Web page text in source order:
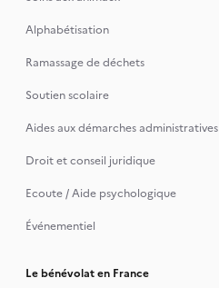
Alphabétisation
Ramassage de déchets
Soutien scolaire
Aides aux démarches administratives
Droit et conseil juridique
Ecoute / Aide psychologique
Événementiel
Le bénévolat en France